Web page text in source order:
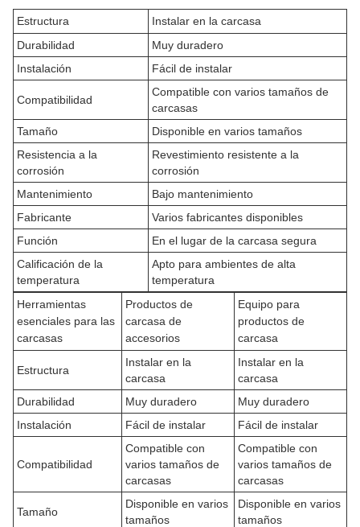
Estructura
Instalar en la carcasa
Durabilidad
Muy duradero
Instalación
Fácil de instalar
Compatibilidad
Compatible con varios tamaños de
carcasas
Tamaño
Disponible en varios tamaños
Resistencia a la
corrosión
Revestimiento resistente a la
corrosión
Mantenimiento
Bajo mantenimiento
Fabricante
Varios fabricantes disponibles
Función
En el lugar de la carcasa segura
Calificación de la
temperatura
Apto para ambientes de alta
temperatura
Herramientas
esenciales para las
carcasas
Productos de
carcasa de
accesorios
Equipo para
productos de
carcasa
Estructura
Instalar en la
carcasa
Instalar en la
carcasa
Durabilidad
Muy duradero
Muy duradero
Instalación
Fácil de instalar Fácil de instalar
Compatibilidad
Compatible con
varios tamaños de
carcasas
Compatible con
varios tamaños de
carcasas
Tamaño
Disponible en varios
tamaños
Disponible en varios
tamaños